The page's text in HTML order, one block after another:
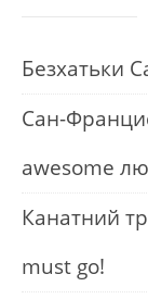
Безхатьки
Сан-
awesome
Канатний
must go!